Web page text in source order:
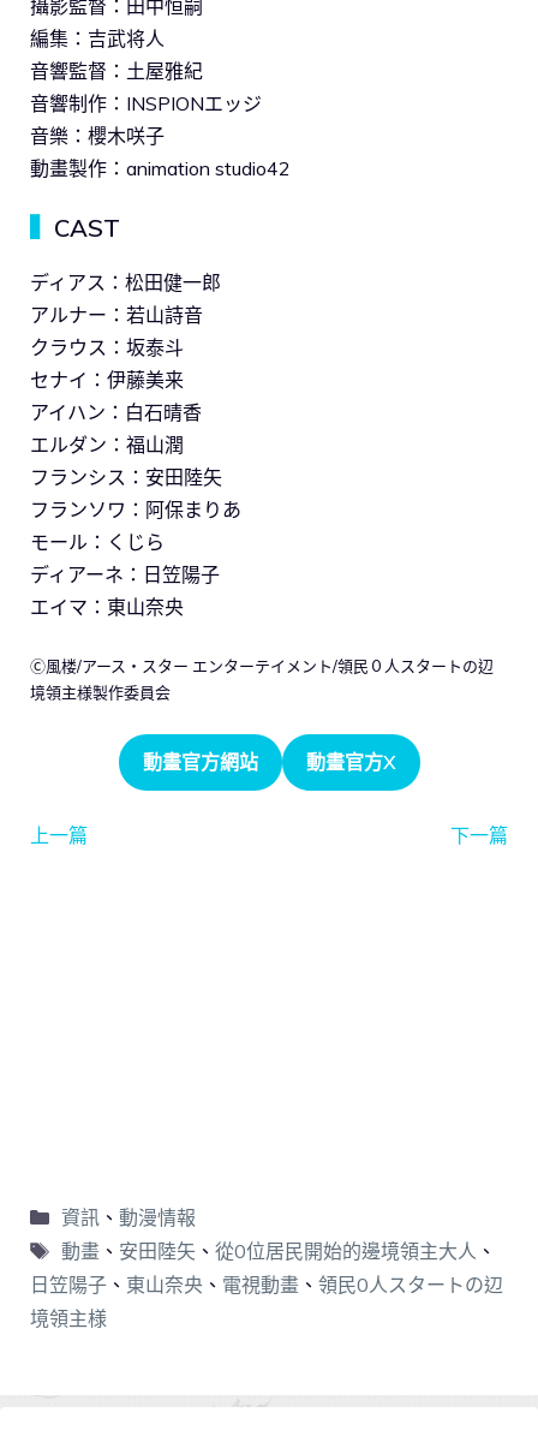
攝影監督：田中恒嗣
編集：吉武将人
⾳響監督：土屋雅紀
⾳響制作：INSPIONエッジ
⾳樂：櫻木咲子
動畫製作：animation studio42
CAST
ディアス：松田健一郎
アルナー：若山詩音
クラウス：坂泰斗
セナイ：伊藤美来
アイハン：白石晴香
エルダン：福山潤
フランシス：安田陸矢
フランソワ：阿保まりあ
モール：くじら
ディアーネ：日笠陽子
エイマ：東山奈央
Ⓒ風楼/アース・スター エンターテイメント/領民０人スタートの辺
境領主様製作委員会
動畫官方網站 動畫官方X
上一篇 下一篇
資訊、 動漫情報
動畫、 安田陸矢 、 從0位居民開始的邊境領主大人 、
日笠陽子 、 東山奈央 、 電視動畫 、 領民0人スタートの辺
境領主様